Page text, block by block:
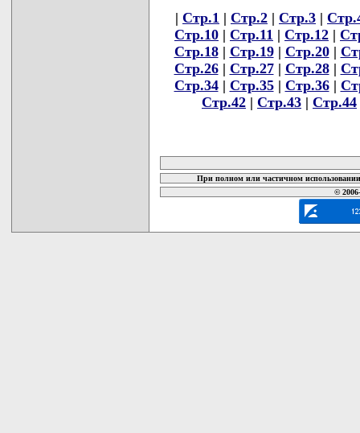
| Стр.1 | Стр.2 | Стр.3 |
Стр.10 | Стр.11 | Стр.12 |
Стр.18| Стр.19| Стр.20|
Стр.26| Стр.27| Стр.28|
Стр.34| Стр.35| Стр.36|
Стр.42 | Стр.43 | Стр.44
При полном или частичном
©